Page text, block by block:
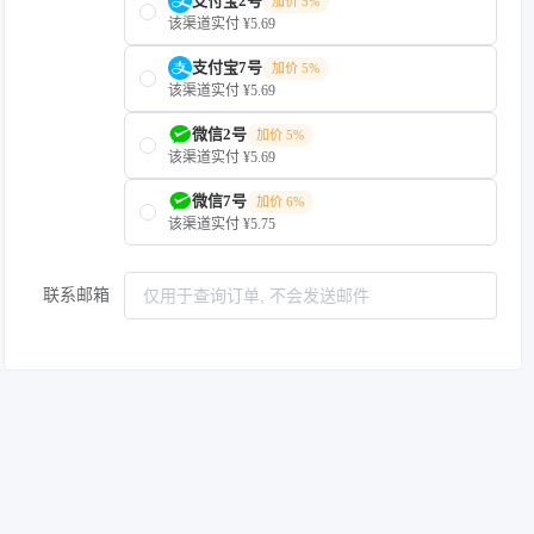
该渠道实付 ¥5.69
支付宝7号 加价 5%
该渠道实付 ¥5.69
微信2号 加价 5%
该渠道实付 ¥5.69
微信7号 加价 6%
该渠道实付 ¥5.75
联系邮箱